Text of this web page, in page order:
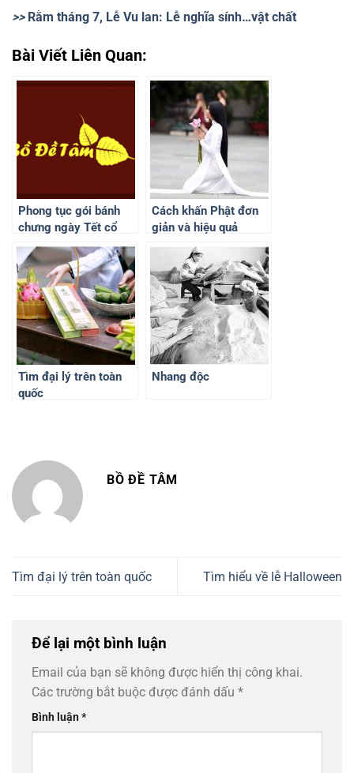
>> Rằm tháng 7, Lễ Vu lan: Lễ nghĩa sính…vật chất
Bài Viết Liên Quan:
Phong tục gói bánh
chưng ngày Tết cổ
truyền
Cách khấn Phật đơn
giản và hiệu quả
Tìm đại lý trên toàn
quốc
Nhang độc
BỒ ĐỀ TÂM
Tìm đại lý trên toàn quốc Tìm hiểu về lễ Halloween
Để lại một bình luận
Email của bạn sẽ không được hiển thị công khai.
Các trường bắt buộc được đánh dấu *
Bình luận*